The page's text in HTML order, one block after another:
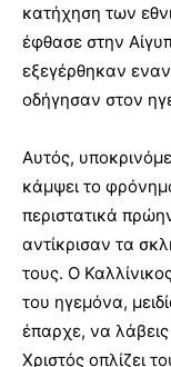
κατήχηση των
έφθασε στην
εξεγέρθηκαν
οδήγησαν στον
Αυτός,
κάμψει το
περιστατικά
αντίκρισαν τα
τους. Ο
του ηγεμόνα,
έπαρχε, να
Χριστός οπλίζει